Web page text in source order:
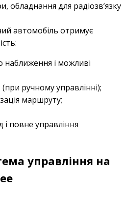
обладнання для радіозв’язку
автомобіль отримує
і можливі
(при ручному управлінні);
маршруту;
повне управління
управління на